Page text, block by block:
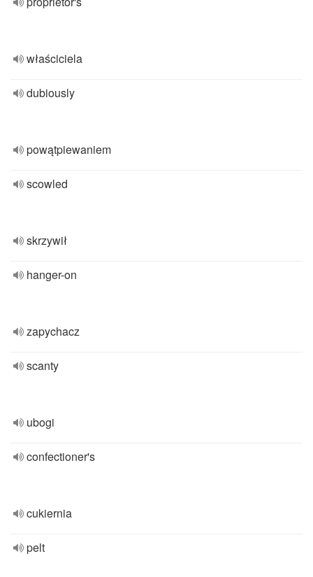
właściciela
dubiously
powątpiewaniem
scowled
skrzywił
hanger-on
zapychacz
scanty
ubogi
confectioner's
cukiernia
pelt